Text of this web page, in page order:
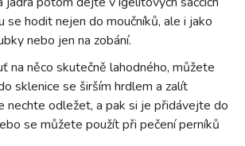
se hodit nejen do moučníků, ale i jako
nebo jen na zobání.
na něco skutečně lahodného, můžete
sklenice se širším hrdlem a zalít
nechte odležet, a pak si je přidávejte do
se můžete použít při pečení perníků